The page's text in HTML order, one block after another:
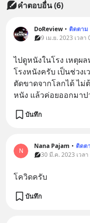
คำตอบอื่น(6)
DoReview • ติดตาม
9 เม.ย. 2023 เวล
ไปดูหนังในโรง เหตุผ
โรงหนังครับ เป็นช่วง
ตัดขาดจากโลกได้ ไม่
หนัง แล้วค่อยออกมา
บันทึก
N
Nana​ Pajam • ติดต
30 มี.ค. 2023 เวล
โควิดครับ
บันทึก